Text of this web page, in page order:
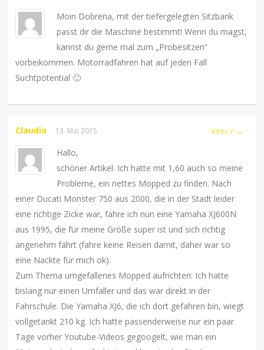
Moin Dobrena, mit der tiefergelegten Sitzbank
passt dir die Maschine bestimmt! Wenn du magst,
kannst du gerne mal zum „Probesitzen“
vorbeikommen. Motorradfahren hat auf jeden Fall
Suchtpotential 🙂
Claudia 13. Mai 2015 REPLY →
Hallo,
schöner Artikel. Ich hatte mit 1,60 auch so meine
Probleme, ein nettes Mopped zu finden. Nach
einer Ducati Monster 750 aus 2000, die in der Stadt leider
eine richtige Zicke war, fahre ich nun eine Yamaha XJ600N
aus 1995, die für meine Größe super ist und sich richtig
angenehm fährt (fahre keine Reisen damit, daher war so
eine Nackte für mich ok).
Zum Thema umgefallenes Mopped aufrichten: Ich hatte
bislang nur einen Umfaller und das war direkt in der
Fahrschule. Die Yamaha XJ6, die ich dort gefahren bin, wiegt
vollgetankt 210 kg. Ich hatte passenderweise nur ein paar
Tage vorher Youtube-Videos gegoogelt, wie man ein